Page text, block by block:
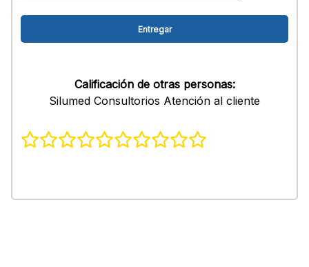
Calificación de otras personas:
Silumed Consultorios Atención al cliente